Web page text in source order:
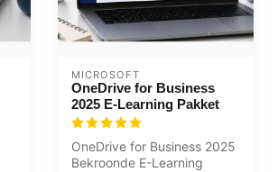
MICROSOFT
OneDrive for Business
2025 E-Learning Pakket
OneDrive for Business 2025
Bekroonde E-Learning